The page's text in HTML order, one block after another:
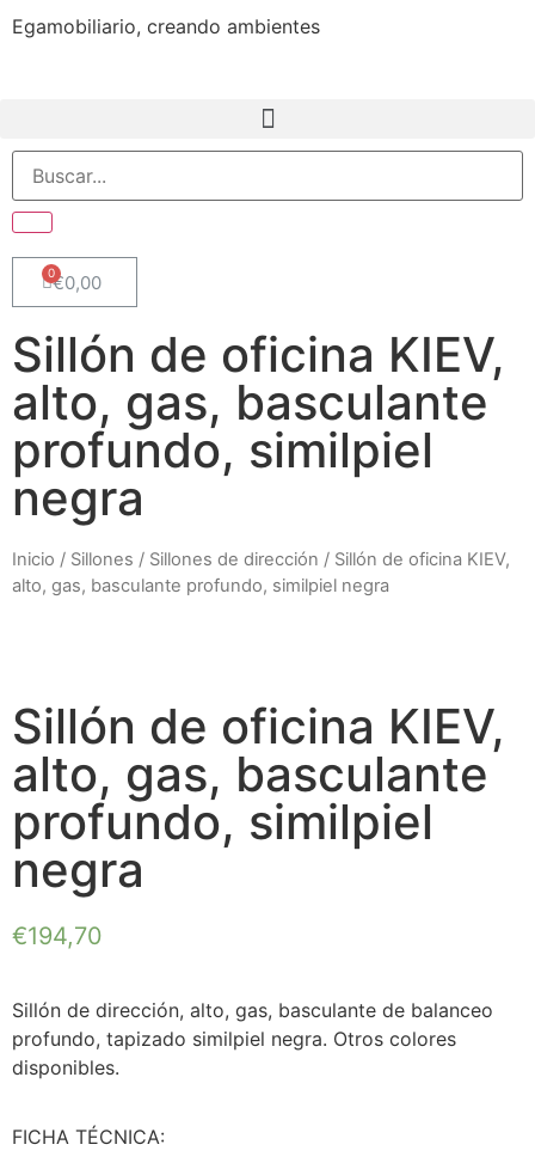
Egamobiliario, creando ambientes
€0,00
Sillón de oficina KIEV,
alto, gas, basculante
profundo, similpiel
negra
Inicio / Sillones / Sillones de dirección / Sillón de oficina KIEV,
alto, gas, basculante profundo, similpiel negra
Sillón de oficina KIEV,
alto, gas, basculante
profundo, similpiel
negra
€194,70
Sillón de dirección, alto, gas, basculante de balanceo
profundo, tapizado similpiel negra. Otros colores
disponibles.
FICHA TÉCNICA: